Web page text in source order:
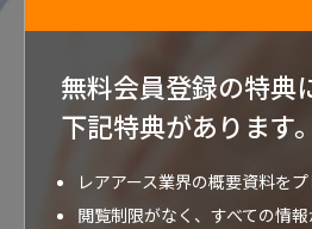
無料会員登録の特典
下記特典があります。
レアアース業界の概要資料を
閲覧制限がなく、すべての情